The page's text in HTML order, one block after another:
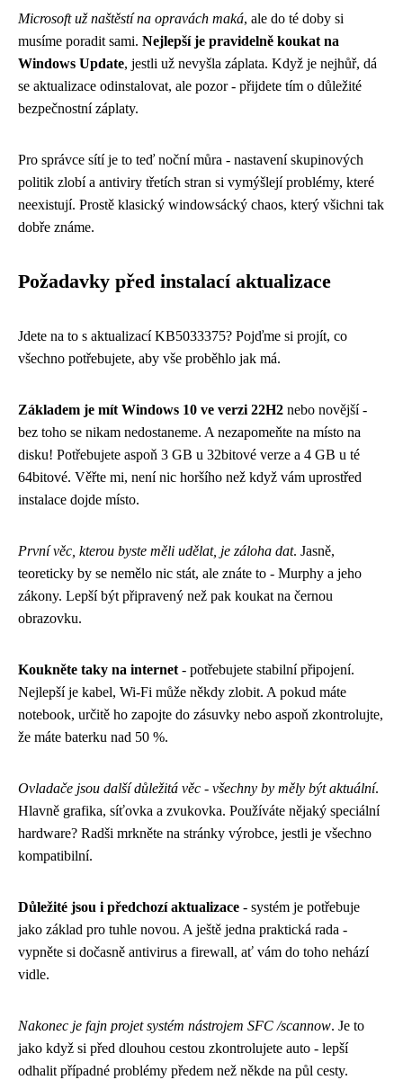
Microsoft už naštěstí na opravách maká, ale do té doby si
musíme poradit sami. Nejlepší je pravidelně koukat na
Windows Update, jestli už nevyšla záplata. Když je nejhůř, dá
se aktualizace odinstalovat, ale pozor - přijdete tím o důležité
bezpečnostní záplaty.
Pro správce sítí je to teď noční můra - nastavení skupinových
politik zlobí a antiviry třetích stran si vymýšlejí problémy, které
neexistují. Prostě klasický windowsácký chaos, který všichni tak
dobře známe.
Požadavky před instalací aktualizace
Jdete na to s aktualizací KB5033375? Pojďme si projít, co
všechno potřebujete, aby vše proběhlo jak má.
Základem je mít Windows 10 ve verzi 22H2 nebo novější -
bez toho se nikam nedostaneme. A nezapomeňte na místo na
disku! Potřebujete aspoň 3 GB u 32bitové verze a 4 GB u té
64bitové. Věřte mi, není nic horšího než když vám uprostřed
instalace dojde místo.
První věc, kterou byste měli udělat, je záloha dat. Jasně,
teoreticky by se nemělo nic stát, ale znáte to - Murphy a jeho
zákony. Lepší být připravený než pak koukat na černou
obrazovku.
Koukněte taky na internet - potřebujete stabilní připojení.
Nejlepší je kabel, Wi-Fi může někdy zlobit. A pokud máte
notebook, určitě ho zapojte do zásuvky nebo aspoň zkontrolujte,
že máte baterku nad 50 %.
Ovladače jsou další důležitá věc - všechny by měly být aktuální.
Hlavně grafika, síťovka a zvukovka. Používáte nějaký speciální
hardware? Radši mrkněte na stránky výrobce, jestli je všechno
kompatibilní.
Důležité jsou i předchozí aktualizace - systém je potřebuje
jako základ pro tuhle novou. A ještě jedna praktická rada -
vypněte si dočasně antivirus a firewall, ať vám do toho nehází
vidle.
Nakonec je fajn projet systém nástrojem SFC /scannow. Je to
jako když si před dlouhou cestou zkontrolujete auto - lepší
odhalit případné problémy předem než někde na půl cesty.